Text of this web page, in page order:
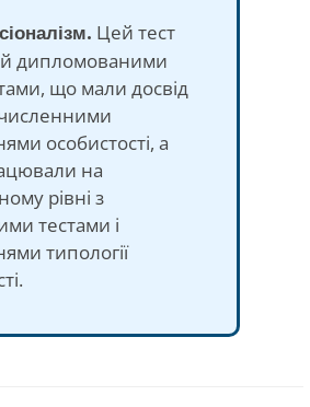
Цей тест
дипломованими
що мали досвід
особистості, а
на
рівні з
тестами і
типології